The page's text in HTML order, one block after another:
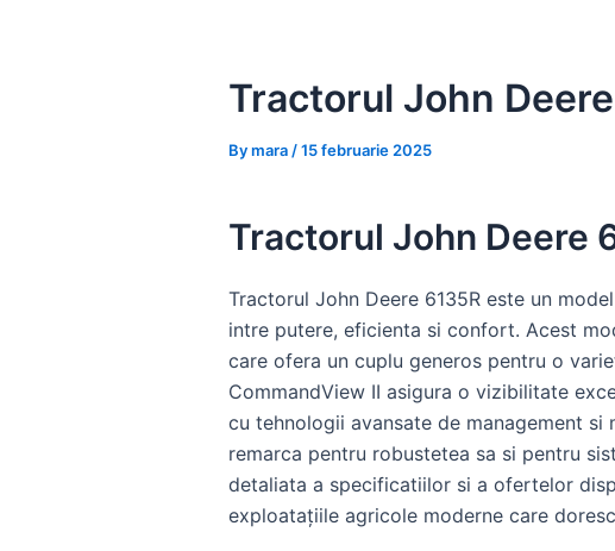
Tractorul John
Bymara /15 februarie 2025
Tractorul John Deere
Tractorul John Deere 6135R este un
intre putere, eficienta si confort. Acest
care ofera un cuplu generos pentru o
CommandView II asigura o vizibilitate
cu tehnologii avansate de management
remarca pentru robustetea sa si pentru
detaliata a specificatiilor si a ofertelor
exploatațiile agricole moderne care